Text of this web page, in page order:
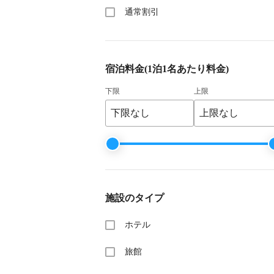
通常割引
宿泊料金(1泊1名あたり料金)
下限 上限
施設のタイプ
ホテル
旅館